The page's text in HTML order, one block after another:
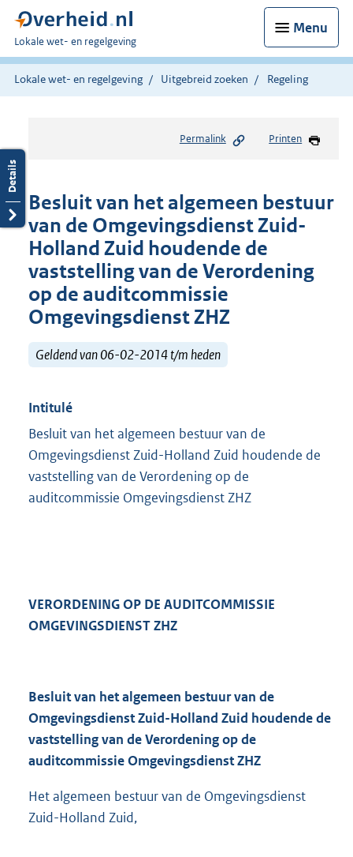
Menu
U
bent
hier:
Lokale wet- en regelgeving
Lokale wet- en regelgeving Uitgebreid zoeken Regeling
Permalink Printen
Besluit van het algemeen bestuur
van de Omgevingsdienst Zuid-
Holland Zuid houdende de
vaststelling van de Verordening
op de auditcommissie
Omgevingsdienst ZHZ
Geldend van 06-02-2014 t/m heden
Intitulé
Besluit van het algemeen bestuur van de
Omgevingsdienst Zuid-Holland Zuid houdende de
vaststelling van de Verordening op de
auditcommissie Omgevingsdienst ZHZ
VERORDENING OP DE AUDITCOMMISSIE
OMGEVINGSDIENST ZHZ
Besluit van het algemeen bestuur van de
Omgevingsdienst Zuid-Holland Zuid houdende de
vaststelling van de Verordening op de
auditcommissie Omgevingsdienst ZHZ
Het algemeen bestuur van de Omgevingsdienst
Zuid-Holland Zuid,